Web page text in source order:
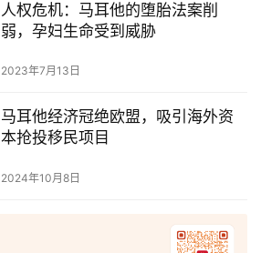
人权危机：马耳他的堕胎法案削
弱，孕妇生命受到威胁
2023年7月13日
马耳他经济冠绝欧盟，吸引海外资
本抢投移民项目
2024年10月8日